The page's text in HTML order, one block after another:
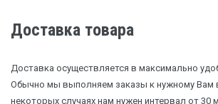
Доставка товара
Доставка осуществляется в максимально
Обычно мы выполняем заказы к нужному Вам
некоторых случаях нам нужен интервал от 30